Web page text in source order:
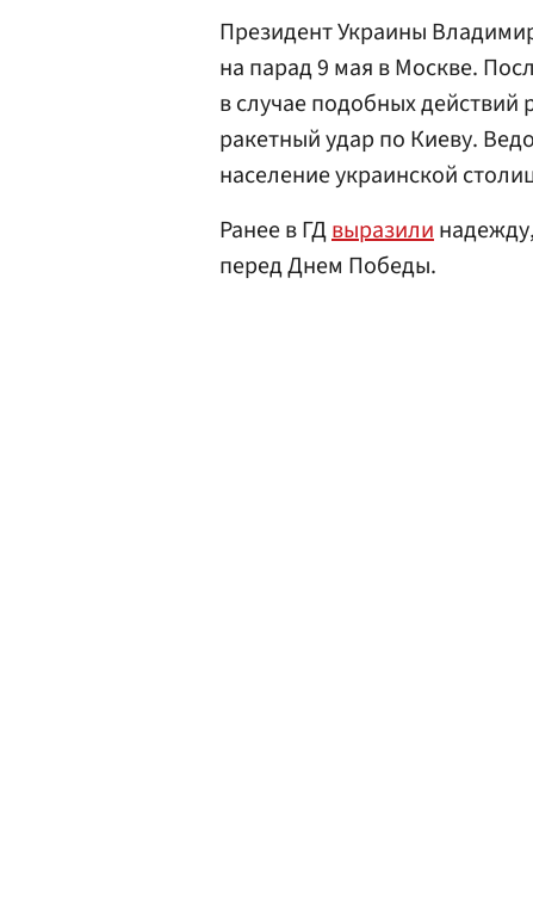
Президент Украины
на парад 9 мая в Москве.
в случае подобных действий
ракетный удар по Киеву.
население украинской
Ранее в ГДвыразили
перед Днем Победы.